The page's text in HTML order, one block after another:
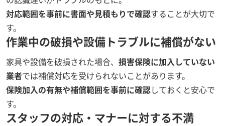
対応範囲を事前に書面や見積もりで確認することが大切で
す。
作業中の破損や設備トラブルに補償がない
家具や設備を破損された場合、 損害保険に加入していない
業者では補償対応を受けられないことがあります。
保険加入の有無や補償範囲を事前に確認しておくと安心で
す。
スタッフの対応・マナーに対する不満